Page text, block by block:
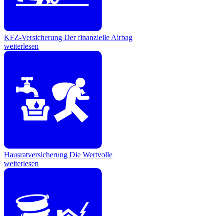
KFZ-Versicherung Der finanzielle Airbag
weiterlesen
Hausratversicherung Die Wertvolle
weiterlesen